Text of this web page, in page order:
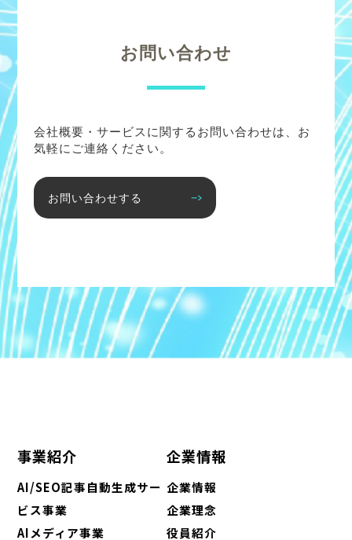
お問い合わせ
会社概要・サービスに関するお問い合わせは、お
気軽にご連絡ください。
お問い合わせする
事業紹介
AI/SEO記事自動生成サー
ビス事業
AIメディア事業
企業情報
企業情報
企業理念
役員紹介